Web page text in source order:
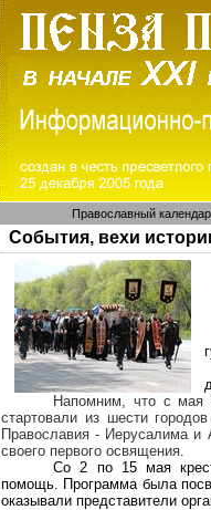
Православный
События, вехи
Напомним, что с мая
стартовали из шести
Православия - Иерусалима и
своего первого освящения.
Со 2 по 15 мая
помощь. Программа была
оказывали представители